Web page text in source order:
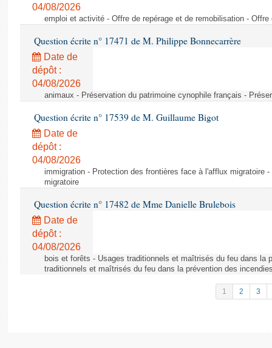
04/08/2026
emploi et activité - Offre de repérage et de remobilisation -
Question écrite n° 17471 de M. Philippe Bonnecarrère
Date de
dépôt :
04/08/2026
animaux - Préservation du patrimoine cynophile français -
Question écrite n° 17539 de M. Guillaume Bigot
Date de
dépôt :
04/08/2026
immigration - Protection des frontières face à l'afflux migratoire
migratoire
Question écrite n° 17482 de Mme Danielle Brulebois
Date de
dépôt :
04/08/2026
bois et forêts - Usages traditionnels et maîtrisés du feu dans la
traditionnels et maîtrisés du feu dans la prévention des
1 2 3